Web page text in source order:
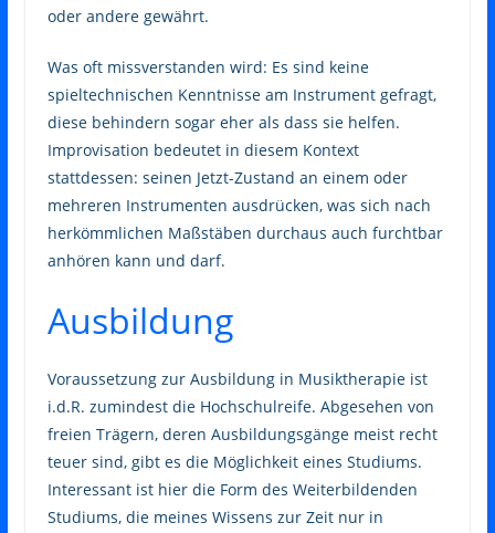
oder andere gewährt.
Was oft missverstanden wird: Es sind keine
spieltechnischen Kenntnisse am Instrument gefragt,
diese behindern sogar eher als dass sie helfen.
Improvisation bedeutet in diesem Kontext
stattdessen: seinen Jetzt-Zustand an einem oder
mehreren Instrumenten ausdrücken, was sich nach
herkömmlichen Maßstäben durchaus auch furchtbar
anhören kann und darf.
Ausbildung
Voraussetzung zur Ausbildung in Musiktherapie ist
i.d.R. zumindest die Hochschulreife. Abgesehen von
freien Trägern, deren Ausbildungsgänge meist recht
teuer sind, gibt es die Möglichkeit eines Studiums.
Interessant ist hier die Form des Weiterbildenden
Studiums, die meines Wissens zur Zeit nur in